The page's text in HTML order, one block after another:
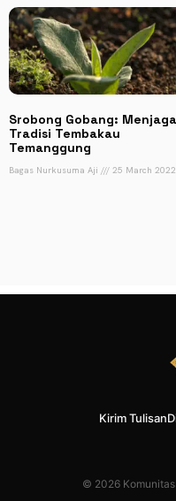
Srobong Gobang: Menjaga
Tradisi Tembakau
Temanggung
Bagas Nurkusuma Aji 25 March 2022
Kirim Tulisan
© 2026